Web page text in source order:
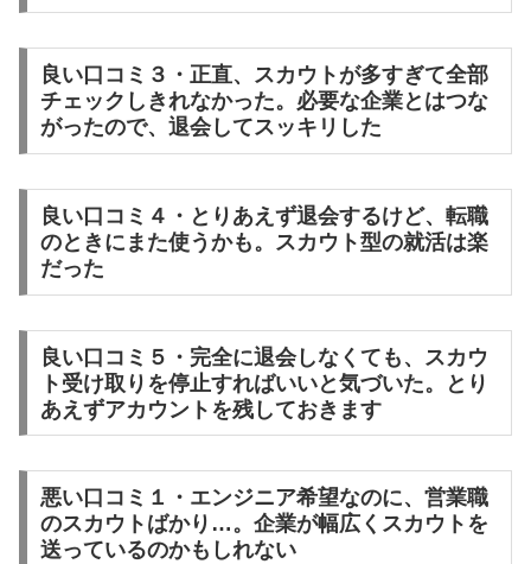
良い口コミ３・正直、スカウトが多すぎて全部
チェックしきれなかった。必要な企業とはつな
がったので、退会してスッキリした
良い口コミ４・とりあえず退会するけど、転職
のときにまた使うかも。スカウト型の就活は楽
だった
良い口コミ５・完全に退会しなくても、スカウ
ト受け取りを停止すればいいと気づいた。とり
あえずアカウントを残しておきます
悪い口コミ１・エンジニア希望なのに、営業職
のスカウトばかり…。企業が幅広くスカウトを
送っているのかもしれない